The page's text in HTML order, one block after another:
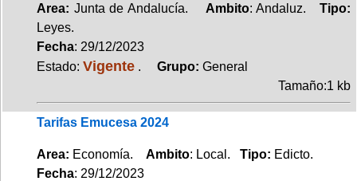
Area: Junta de Andalucía. Ambito: Andaluz.Tipo:
Leyes.
Fecha: 29/12/2023
Estado: Vigente . Grupo: General
Tamaño:1 kb
Tarifas Emucesa 2024
Area: Economía. Ambito: Local. Tipo: Edicto.
Fecha: 29/12/2023